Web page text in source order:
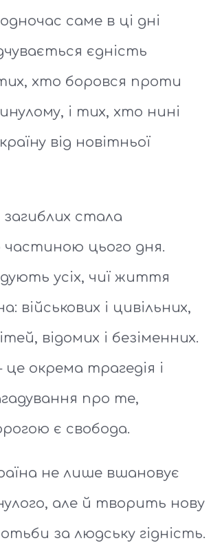
саме в ці дні
єдність
хто боровся проти
і тих, хто нині
від новітньої
стала
частиною цього дня.
усіх, чиї життя
військових і цивільних,
відомих і безіменних.
це окрема трагедія і
про те,
є свобода.
не лише вшановує
але й творить нову
за людську гідність.